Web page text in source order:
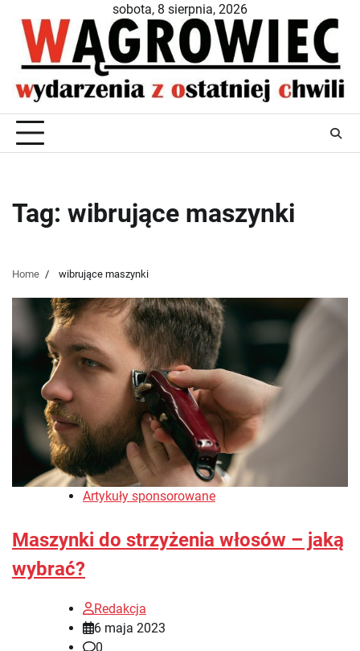
content
sobota, 8 sierpnia, 2026
Tag: wibrujące maszynki
Home wibrujące maszynki
Artykuły sponsorowane
Maszynki do strzyżenia włosów – jaką
wybrać?
Redakcja
6 maja 2023
0